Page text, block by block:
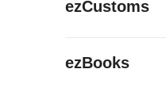
ezCustoms
ezBooks